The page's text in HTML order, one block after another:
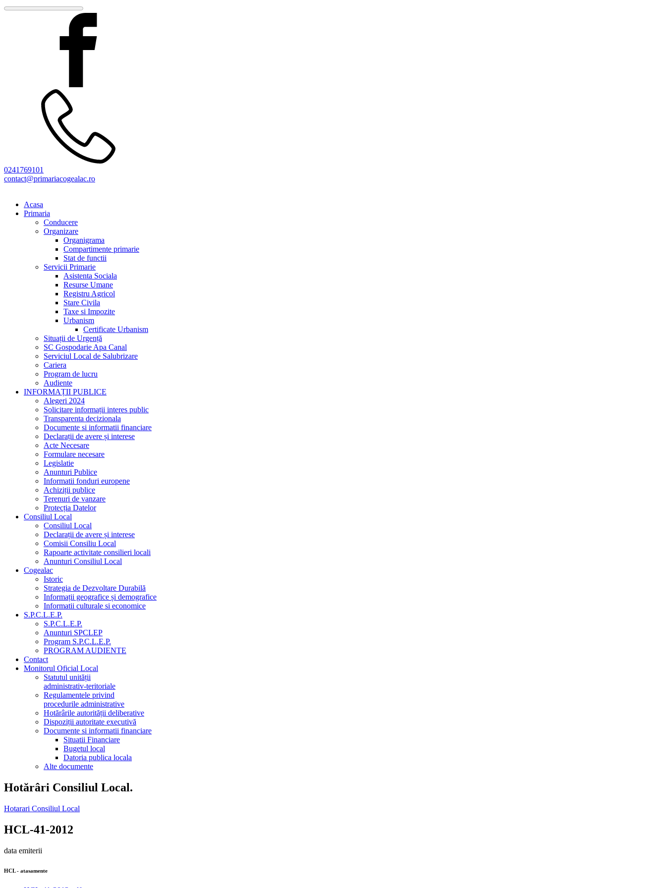
0241769101
contact@primariacogealac.ro
Acasa
Primaria
Conducere
Organizare
Organigrama
Compartimente primarie
Stat de functii
Servicii Primarie
Asistenta Sociala
Resurse Umane
Registru Agricol
Stare Civila
Taxe si Impozite
Urbanism
Certificate Urbanism
Situații de Urgență
SC Gospodarie Apa Canal
Serviciul Local de Salubrizare
Cariera
Program de lucru
Audiente
INFORMAȚII PUBLICE
Alegeri 2024
Solicitare informații interes public
Transparenta decizionala
Documente si informatii financiare
Declarații de avere și interese
Acte Necesare
Formulare necesare
Legislatie
Anunturi Publice
Informatii fonduri europene
Achiziții publice
Terenuri de vanzare
Protecția Datelor
Consiliul Local
Consiliul Local
Declarații de avere și interese
Comisii Consiliu Local
Rapoarte activitate consilieri locali
Anunturi Consiliul Local
Cogealac
Istoric
Strategia de Dezvoltare Durabilă
Informații geografice și demografice
Informatii culturale si economice
S.P.C.L.E.P.
S.P.C.L.E.P.
Anunturi SPCLEP
Program S.P.C.L.E.P.
PROGRAM AUDIENTE
Contact
Monitorul Oficial Local
Statutul unității
administrativ-teritoriale
Regulamentele privind
procedurile administrative
Hotărârile autorității deliberative
Dispoziții autoritate executivă
Documente si informatii financiare
Situatii Financiare
Bugetul local
Datoria publica locala
Alte documente
Hotărâri Consiliul Local.
Hotarari Consiliul Local
HCL-41-2012
data emiterii
HCL - atasamente